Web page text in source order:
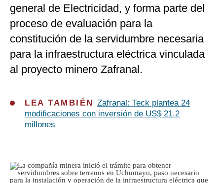
general de Electricidad, y forma parte del
proceso de evaluación para la
constitución de la servidumbre necesaria
para la infraestructura eléctrica vinculada
al proyecto minero Zafranal.
LEA TAMBIÉN Zafranal: Teck plantea 24
modificaciones con inversión de US$ 21.2
millones